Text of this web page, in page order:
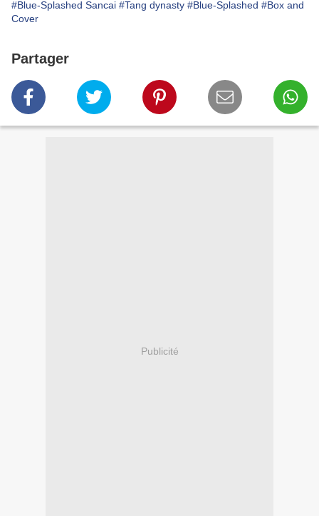
#Blue-Splashed Sancai #Tang dynasty #Blue-Splashed #Box and
Cover
Partager
Publicité